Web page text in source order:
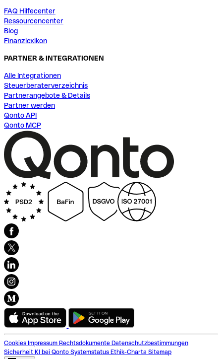
FAQ Hilfecenter
Ressourcencenter
Blog
Finanzlexikon
PARTNER & INTEGRATIONEN
Alle Integrationen
Steuerberaterverzeichnis
Partnerangebote & Details
Partner werden
Qonto API
Qonto MCP
Cookies Impressum Rechtsdokumente Datenschutzbestimmungen
Sicherheit KI bei Qonto Systemstatus Ethik-Charta Sitemap